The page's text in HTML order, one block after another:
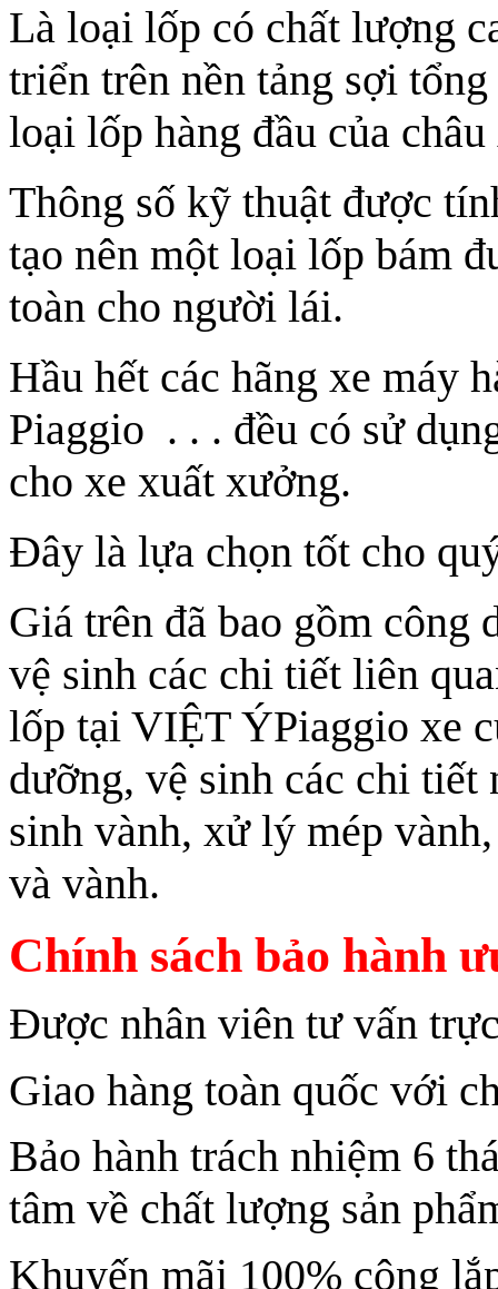
Là loại lốp có chất lượng
triển trên nền tảng sợi
loại lốp hàng đầu của
Thông số kỹ thuật được
tạo nên một loại lốp bám
toàn cho người lái.
Hầu hết các hãng xe máy
Piaggio . . . đều có sử
cho xe xuất xưởng.
Đây là lựa chọn tốt cho
Giá trên đã bao gồm công
vệ sinh các chi tiết liên
lốp tại VIỆT ÝPiaggio xe
dưỡng, vệ sinh các chi tiết
sinh vành, xử lý mép
và vành.
Chính sách bảo hành
Được nhân viên tư vấn
Giao hàng toàn quốc với
Bảo hành trách nhiệm 6
tâm về chất lượng sản
Khuyến mãi 100% công